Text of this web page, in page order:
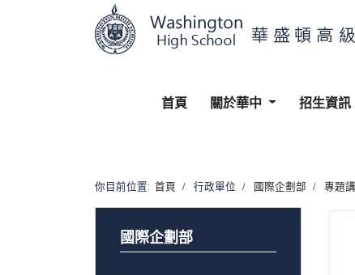
首頁 關於華中 招生資訊
你目前位置: 首頁 行政單位 國際企劃部 專題
國際企劃部